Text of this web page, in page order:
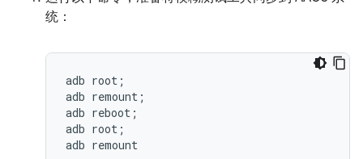
统：
adb root;
adb remount;
adb reboot;
adb root;